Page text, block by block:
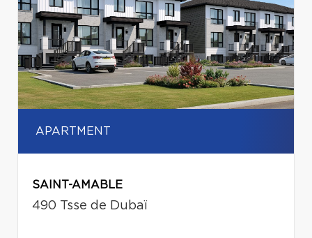
APARTMENT
SAINT-AMABLE
490 Tsse de Dubaï